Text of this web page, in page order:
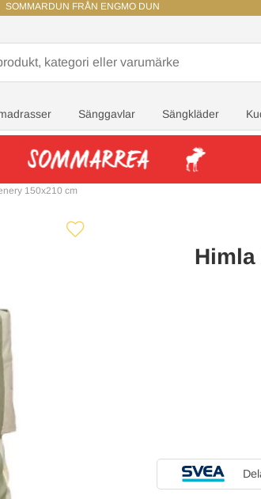
SOMMARDUN FRÅN ENGMO DUN
Sänggavlar Sängkläder
150x210 cm